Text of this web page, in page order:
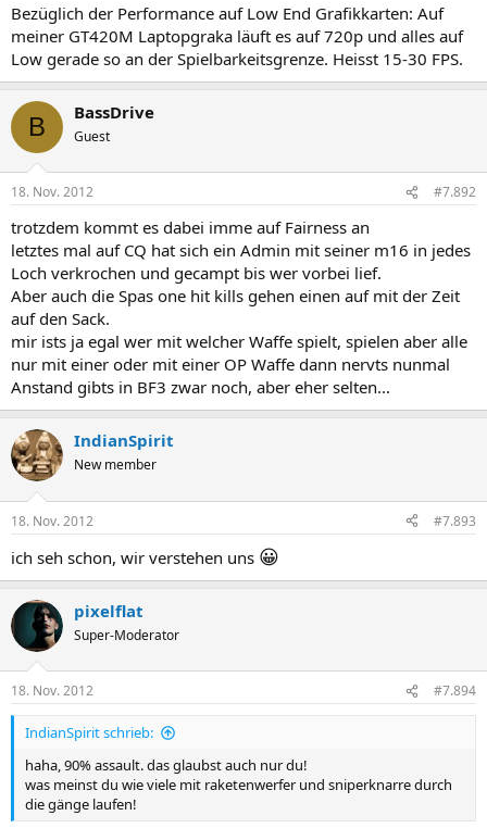
Bezüglich der Performance auf Low End Grafikkarten: Auf
meiner GT420M Laptopgraka läuft es auf 720p und alles auf
Low gerade so an der Spielbarkeitsgrenze. Heisst 15-30 FPS.
B BassDrive
Guest
18. Nov. 2012 #7.892
trotzdem kommt es dabei imme auf Fairness an
letztes mal auf CQ hat sich ein Admin mit seiner m16 in jedes
Loch verkrochen und gecampt bis wer vorbei lief.
Aber auch die Spas one hit kills gehen einen auf mit der Zeit
auf den Sack.
mir ists ja egal wer mit welcher Waffe spielt, spielen aber alle
nur mit einer oder mit einer OP Waffe dann nervts nunmal
Anstand gibts in BF3 zwar noch, aber eher selten...
IndianSpirit
New member
18. Nov. 2012 #7.893
ich seh schon, wir verstehen uns 😀
pixelflat
Super-Moderator
18. Nov. 2012 #7.894
IndianSpirit schrieb:
haha, 90% assault. das glaubst auch nur du!
was meinst du wie viele mit raketenwerfer und sniperknarre durch
die gänge laufen!